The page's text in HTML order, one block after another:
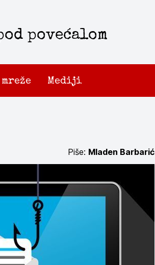
povećalom
Mediji
Piše: Mladen Barbarić